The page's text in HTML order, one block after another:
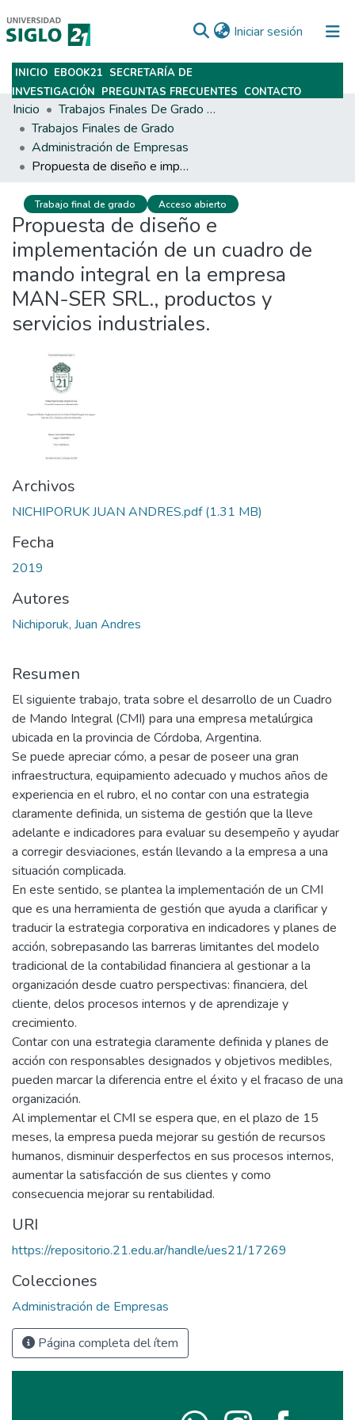
Iniciar sesión (current)
Subir
INICIO EBOOK21 SECRETARÍA DE
INVESTIGACIÓN PREGUNTAS FRECUENTES CONTACTO
Inicio
Trabajos Finales De Grado Y Posgrado
Trabajos Finales de Grado
Administración de Empresas
Propuesta de diseño e implementación de un cuadro de mando integral en la empresa MAN-SER SRL., productos y servicios industriales.
Trabajo final de grado Acceso abierto
Propuesta de diseño e
implementación de un cuadro de
mando integral en la empresa
MAN-SER SRL., productos y
servicios industriales.
Archivos
NICHIPORUK JUAN ANDRES.pdf(1.31 MB)
Fecha
2019
Autores
Nichiporuk, Juan Andres
Resumen
El siguiente trabajo, trata sobre el desarrollo de un Cuadro
de Mando Integral (CMI) para una empresa metalúrgica
ubicada en la provincia de Córdoba, Argentina.
Se puede apreciar cómo, a pesar de poseer una gran
infraestructura, equipamiento adecuado y muchos años de
experiencia en el rubro, el no contar con una estrategia
claramente definida, un sistema de gestión que la lleve
adelante e indicadores para evaluar su desempeño y ayudar
a corregir desviaciones, están llevando a la empresa a una
situación complicada.
En este sentido, se plantea la implementación de un CMI
que es una herramienta de gestión que ayuda a clarificar y
traducir la estrategia corporativa en indicadores y planes de
acción, sobrepasando las barreras limitantes del modelo
tradicional de la contabilidad financiera al gestionar a la
organización desde cuatro perspectivas: financiera, del
cliente, delos procesos internos y de aprendizaje y
crecimiento.
Contar con una estrategia claramente definida y planes de
acción con responsables designados y objetivos medibles,
pueden marcar la diferencia entre el éxito y el fracaso de una
organización.
Al implementar el CMI se espera que, en el plazo de 15
meses, la empresa pueda mejorar su gestión de recursos
humanos, disminuir desperfectos en sus procesos internos,
aumentar la satisfacción de sus clientes y como
consecuencia mejorar su rentabilidad.
URI
https://repositorio.21.edu.ar/handle/ues21/17269
Colecciones
Administración de Empresas
Página completa del ítem